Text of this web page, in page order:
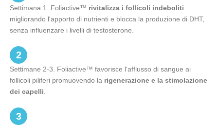
Settimana 1. Foliactive™ rivitalizza i follicoli indeboliti
migliorando l'apporto di nutrienti e blocca la produzione di DHT,
senza influenzare i livelli di testosterone.
2
Settimane 2-3. Foliactive™ favorisce l'afflusso di sangue ai
follicoli piliferi promuovendo la rigenerazione e la stimolazione
dei capelli
3